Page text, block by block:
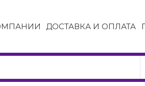
ДОСТАВКА И ОПЛАТА